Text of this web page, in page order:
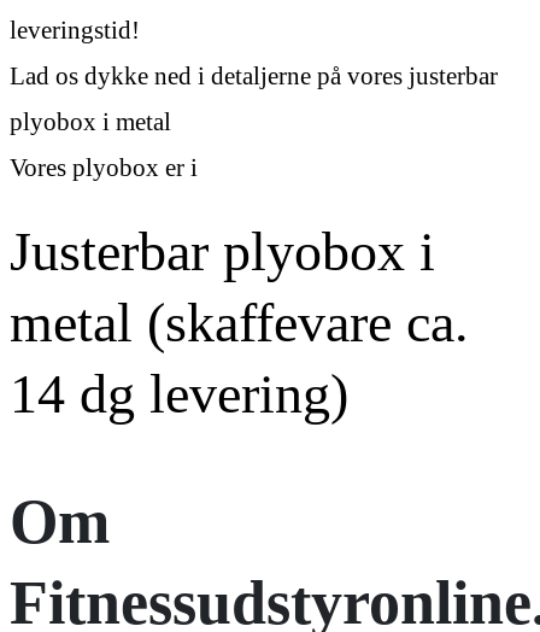
leveringstid!
Lad os dykke ned i detaljerne på vores justerbar
plyobox i metal
Vores plyobox er i
Justerbar plyobox i
metal (skaffevare ca.
14 dg levering)
Om